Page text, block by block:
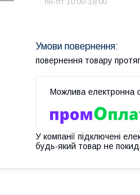
повернення товару
У компанії підключені
будь-який товар не